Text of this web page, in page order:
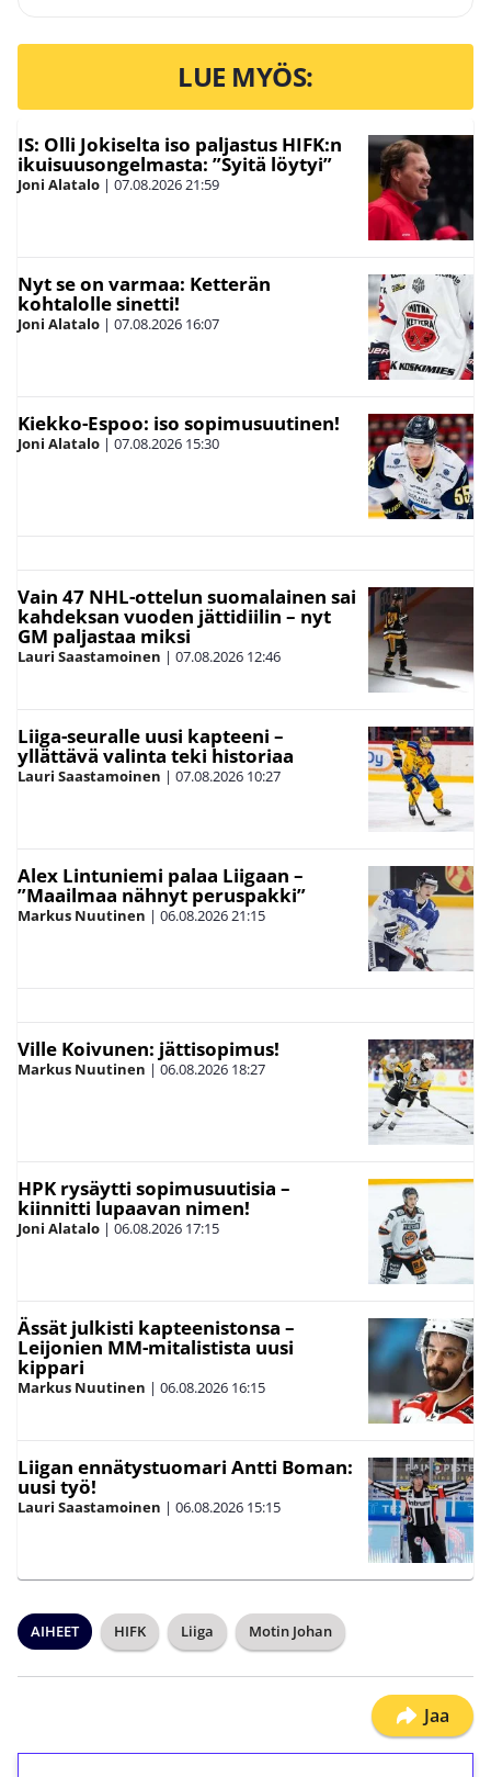
LUE MYÖS:
IS: Olli Jokiselta iso paljastus HIFK:n
ikuisuusongelmasta: ”Syitä löytyi”
Joni Alatalo | 07.08.2026 21:59
Nyt se on varmaa: Ketterän
kohtalolle sinetti!
Joni Alatalo | 07.08.2026 16:07
Kiekko-Espoo: iso sopimusuutinen!
Joni Alatalo | 07.08.2026 15:30
Vain 47 NHL-ottelun suomalainen sai
kahdeksan vuoden jättidiilin – nyt
GM paljastaa miksi
Lauri Saastamoinen | 07.08.2026 12:46
Liiga-seuralle uusi kapteeni –
yllättävä valinta teki historiaa
Lauri Saastamoinen | 07.08.2026 10:27
Alex Lintuniemi palaa Liigaan –
”Maailmaa nähnyt peruspakki”
Markus Nuutinen | 06.08.2026 21:15
Ville Koivunen: jättisopimus!
Markus Nuutinen | 06.08.2026 18:27
HPK rysäytti sopimusuutisia –
kiinnitti lupaavan nimen!
Joni Alatalo | 06.08.2026 17:15
Ässät julkisti kapteenistonsa –
Leijonien MM-mitalistista uusi
kippari
Markus Nuutinen | 06.08.2026 16:15
Liigan ennätystuomari Antti Boman:
uusi työ!
Lauri Saastamoinen | 06.08.2026 15:15
AIHEET HIFK Liiga Motin Johan
Jaa